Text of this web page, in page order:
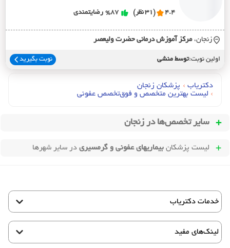
4.4 (31 نظر) %87 رضایتمندی
زنجان، مرکز آموزش درماني حضرت وليعصر
اولین نوبت:توسط منشی نوبت بگیرید
دکتریاب › پزشکان زنجان
› لیست بهترین متخصص و فوق‌تخصص عفونی
سایر تخصص‌ها در زنجان
لیست پزشکان بیماریهای عفونی و گرمسیری در سایر شهرها
خدمات دکتریاب
لینک‌های مفید